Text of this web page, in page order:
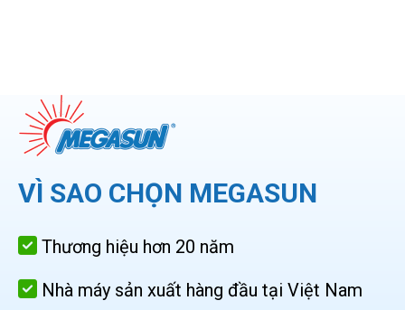
VÌ SAO CHỌN MEGASUN
Thương hiệu hơn 20 năm
Nhà máy sản xuất hàng đầu tại Việt Nam